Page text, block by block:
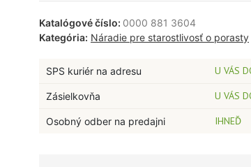
Katalógové číslo: 0000 881 3604
Kategória: Náradie pre starostlivosť o porasty
SPS kuriér na adresu U VÁS
Zásielkovňa U VÁS
Osobný odber na predajni IHNEĎ